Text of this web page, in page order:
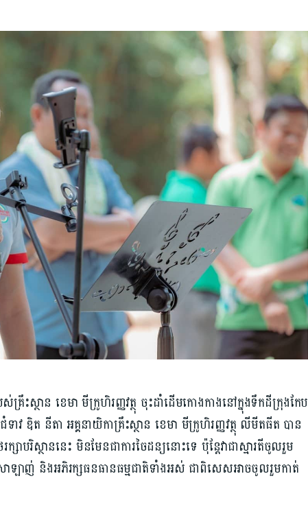
រឹះស្ថាន ខេមា មីក្រូហិរញ្ញវត្ថុ ចុះដាំដើមកោងកាងនៅក្នុងទឹកដីក្រុងកែប
វ ឌិត នីតា អគ្គនាយិកាគ្រឹះស្ថាន ខេមា មីក្រូហិរញ្ញវត្ថុ លីមីតធីត បាន
បរិស្ថាននេះ មិនមែនជាការចៃដន្យនោះទេ ប៉ុន្តែវាជាស្មារតីចូលរួម
រាឡាញ់ និងអភិរក្សធនធានធម្មជាតិទាំងអស់ ជាពិសេសអាចចូលរួមកាត់